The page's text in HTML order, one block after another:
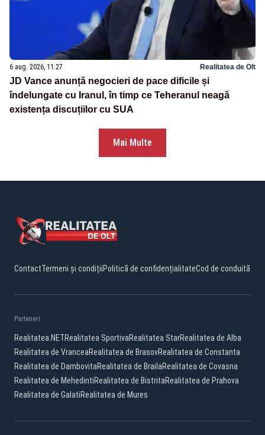
6 aug. 2026, 11:27 Realitatea de Olt
JD Vance anunță negocieri de pace dificile și
îndelungate cu Iranul, în timp ce Teheranul neagă
existența discuțiilor cu SUA
Mai Multe
ContactTermeni și condițiiPolitică de confidențialitateCod de conduită
Parteneri:
Realitatea.NETRealitatea SportivaRealitatea StarRealitatea de Alba
Realitatea de VranceaRealitatea de BrasovRealitatea de Constanta
Realitatea de DambovitaRealitatea de BrailaRealitatea de Covasna
Realitatea de MehedintiRealitatea de BistritaRealitatea de Prahova
Realitatea de GalatiRealitatea de Mures